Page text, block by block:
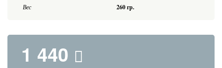
Вес 260 гр.
1 440